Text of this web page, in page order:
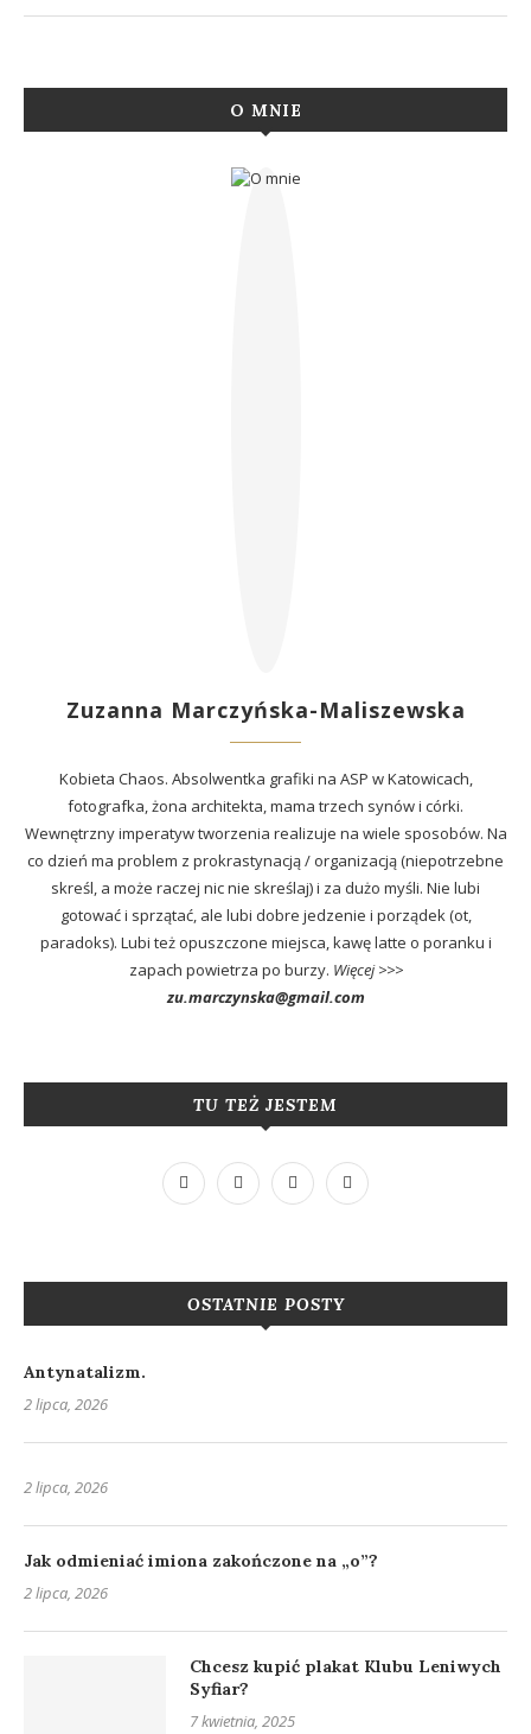
O MNIE
Zuzanna Marczyńska-Maliszewska
Kobieta Chaos. Absolwentka grafiki na ASP w Katowicach,
fotografka, żona architekta, mama trzech synów i córki.
Wewnętrzny imperatyw tworzenia realizuje na wiele sposobów. Na
co dzień ma problem z prokrastynacją / organizacją (niepotrzebne
skreśl, a może raczej nic nie skreślaj) i za dużo myśli. Nie lubi
gotować i sprzątać, ale lubi dobre jedzenie i porządek (ot,
paradoks). Lubi też opuszczone miejsca, kawę latte o poranku i
zapach powietrza po burzy. Więcej >>>
zu.marczynska@gmail.com
TU TEŻ JESTEM
OSTATNIE POSTY
Antynatalizm.
2 lipca, 2026
2 lipca, 2026
Jak odmieniać imiona zakończone na „o”?
2 lipca, 2026
Chcesz kupić plakat Klubu Leniwych
Syfiar?
7 kwietnia, 2025